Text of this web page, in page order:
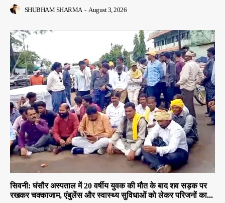
SHUBHAM SHARMA - August 3, 2026
सिवनी: घंसौर अस्पताल में 20 वर्षीय युवक की मौत के बाद शव सड़क पर
रखकर चक्काजाम, एंबुलेंस और स्वास्थ्य सुविधाओं को लेकर परिजनों का...